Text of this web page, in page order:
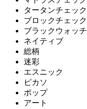
タータンチェック
ブロックチェック
ブラックウォッチ
ネイティブ
総柄
迷彩
エスニック
ピカソ
ポップ
アート